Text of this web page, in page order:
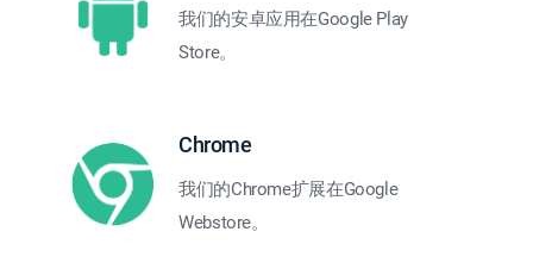
我们的安卓应用在Google Play
Store。
Chrome
我们的Chrome扩展在Google
Webstore。